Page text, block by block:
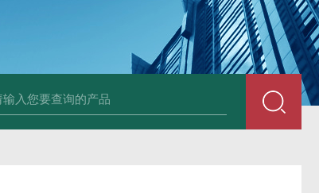
变送器GPV-V1-F1-P2-O3 变送器GPA-A2-F1-P2-O3 变送器